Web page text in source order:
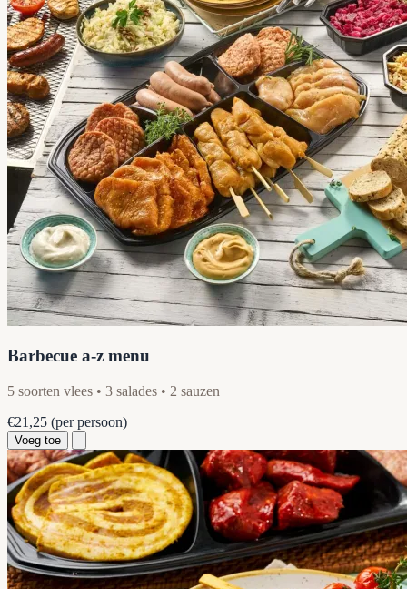
Barbecue a-z menu
5 soorten vlees • 3 salades • 2 sauzen
€21,25 (per persoon)
Voeg toe